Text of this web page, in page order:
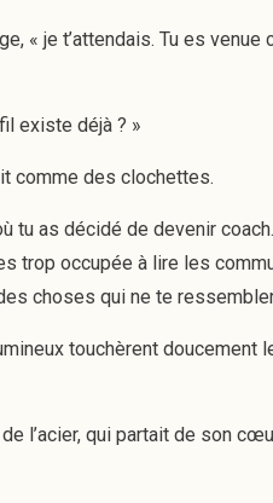
« je t’attendais. Tu es venue
existe déjà ? »
comme des clochettes.
tu as décidé de devenir
trop occupée à lire les
choses qui ne te
touchèrent doucement
l’acier, qui partait de son